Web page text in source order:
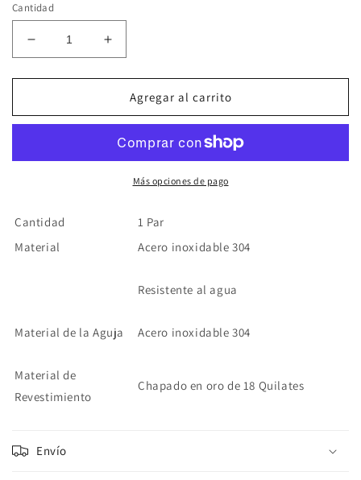
Cantidad
Reducir
cantidad
para
Doble
Inoxidable
Aumentar
cantidad
para
Aretes
Doble
Acero
Inoxidable
Agregar al carrito
Más opciones de pago
Cantidad
1 Par
Material
Acero inoxidable 304
Resistente al agua
Material de la Aguja Acero inoxidable 304
Material de
Revestimiento
Chapado en oro de 18 Quilates
Envío